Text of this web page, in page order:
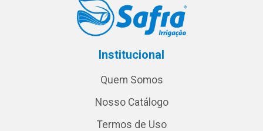
Institucional
Quem Somos
Nosso Catálogo
Termos de Uso